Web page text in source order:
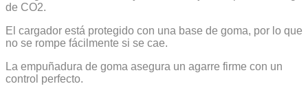
de CO2.
El cargador está protegido con una base de goma, por lo que
no se rompe fácilmente si se cae.
La empuñadura de goma asegura un agarre firme con un
control perfecto.